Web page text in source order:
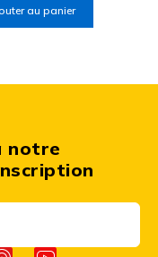
au panier
notre